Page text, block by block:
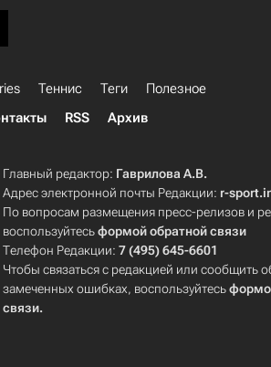
Теннис Теги
Полезное
RSS Архив
Главный редактор: Гаврилова А.В.
Адрес электронной почты Редакции: r-
По вопросам размещения пресс-релизов и
воспользуйтесьформой обратной связи
Телефон Редакции:7 (495) 645-6601
Чтобы связаться с редакцией или сообщить
замеченных ошибках, воспользуйтесь
связи.